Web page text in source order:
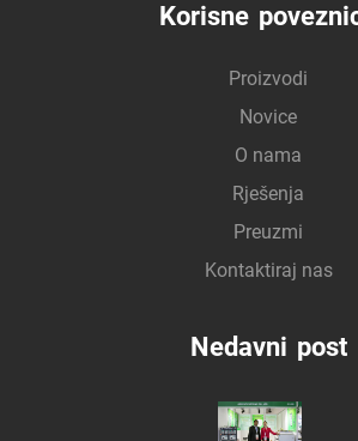
Korisne
Proizvodi
Novice
O nama
Rješenja
Preuzmi
Kontaktiraj nas
Nedavni post